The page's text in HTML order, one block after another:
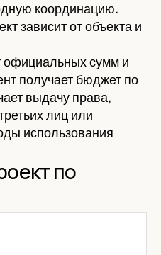
координацию.
зависит от объекта и
официальных сумм и
получает бюджет по
выдачу права,
лиц или
использования
по